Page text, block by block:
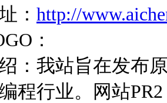
： http://
：
：我站旨在发布
程行业。网站